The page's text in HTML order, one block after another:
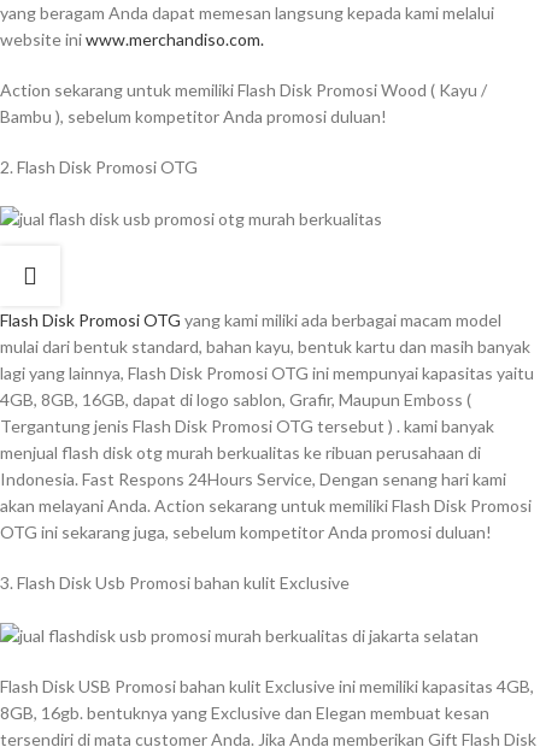
yang beragam Anda dapat memesan langsung kepada kami melalui
website iniwww.merchandiso.com.
Action sekarang untuk memiliki Flash Disk Promosi Wood ( Kayu /
Bambu ), sebelum kompetitor Anda promosi duluan!
2. Flash Disk Promosi OTG
Flash Disk Promosi OTG yang kami miliki ada berbagai macam model
mulai dari bentuk standard, bahan kayu, bentuk kartu dan masih banyak
lagi yang lainnya, Flash Disk Promosi OTG ini mempunyai kapasitas yaitu
4GB, 8GB, 16GB, dapat di logo sablon, Grafir, Maupun Emboss (
Tergantung jenis Flash Disk Promosi OTG tersebut ) . kami banyak
menjual flash disk otg murah berkualitas ke ribuan perusahaan di
Indonesia. Fast Respons 24Hours Service, Dengan senang hari kami
akan melayani Anda. Action sekarang untuk memiliki Flash Disk Promosi
OTG ini sekarang juga, sebelum kompetitor Anda promosi duluan!
3. Flash Disk Usb Promosi bahan kulit Exclusive
Flash Disk USB Promosi bahan kulit Exclusive ini memiliki kapasitas 4GB,
8GB, 16gb. bentuknya yang Exclusive dan Elegan membuat kesan
tersendiri di mata customer Anda. Jika Anda memberikan Gift Flash Disk